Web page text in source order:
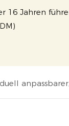
16 Jahren